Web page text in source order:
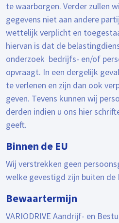
te waarborgen. Verder zullen
gegevens niet aan andere
wettelijk verplicht en
hiervan is dat de
onderzoek bedrijfs- en/of
opvraagt. In een dergelijk
te verlenen en zijn dan ook
geven. Tevens kunnen wij
derden indien u ons hier
geeft.
Binnen de EU
Wij verstrekken geen
welke gevestigd zijn buiten de
Bewaartermijn
VARIODRIVE Aandrijf- en